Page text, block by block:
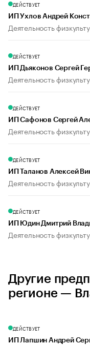
ДЕЙСТВУЕТ
ИП Ухлов Андрей
Деятельность
ДЕЙСТВУЕТ
ИП Дьяконов Сергей
Деятельность
ДЕЙСТВУЕТ
ИП Сафонов Сергей
Деятельность
ДЕЙСТВУЕТ
ИП Таланов Алексей
Деятельность
ДЕЙСТВУЕТ
ИП Юдин Дмитрий
Деятельность
Другие
регионе —
ДЕЙСТВУЕТ
ИП Лапшин Андрей